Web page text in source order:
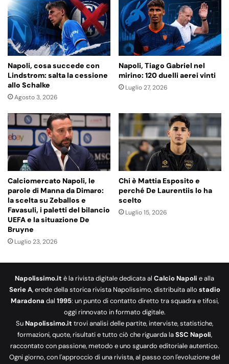
Napoli, cosa succede con
Lindstrom: salta la cessione
allo Schalke
Agosto 3, 2026
Napoli, Tiago Gabriel nel
mirino: 120 duelli aerei vinti
Luglio 27, 2026
Calciomercato Napoli, le
parole di Manna da Dimaro:
la scelta su Zeballos e
Favasuli, i paletti del bilancio
UEFA e la situazione De
Bruyne
Luglio 23, 2026
Chi è Mattia Esposito e
perché De Laurentiis lo ha
scelto
Luglio 15, 2026
Napolissimo.it è la rivista digitale dedicata al Calcio Napoli e alla
Serie A, erede della storica rivista Napolissimo, distribuita allo stadio
Maradona dal 1995: un punto di contatto diretto tra squadra e tifosi,
oggi rinnovato in formato digitale.
SuNapolissimo.it trovi analisi delle partite, interviste, statistiche,
formazioni, quote, risultati e tutto ciò che riguarda laSSC Napoli,
raccontato con passione, metodo e uno sguardo editoriale autentico.
Ogni giorno, con l'approccio di una rivista, al passo con l'evoluzione del